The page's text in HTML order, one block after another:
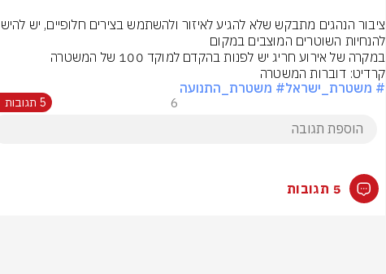
להנחיות השוטרים המוצבים במקום
במקרה של אירוע חריג יש לפנות בהקדם למוקד 100 של המשטרה
קרדיט: דוברות המשטרה
# משטרת_ישראל# משטרת_התנועה
6 5 תגובות
5 תגובות